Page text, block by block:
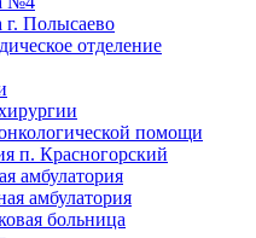
г. Полысаево
отделение
помощи
п. Красногорский
амбулатория
амбулатория
больница